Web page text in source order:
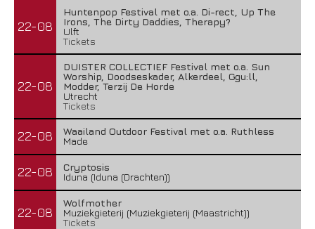
22-08
Huntenpop Festival met o.a. Di-rect, Up The
Irons, The Dirty Daddies, Therapy?
Ulft
Tickets
22-08
DUISTER COLLECTIEF Festival met o.a. Sun
Worship, Doodseskader, Alkerdeel, Ggu:ll,
Modder, Terzij De Horde
Utrecht
Tickets
22-08
Waailand Outdoor Festival met o.a. Ruthless
Made
22-08
Cryptosis
Iduna (Iduna (Drachten))
22-08
Wolfmother
Muziekgieterij (Muziekgieterij (Maastricht))
Tickets